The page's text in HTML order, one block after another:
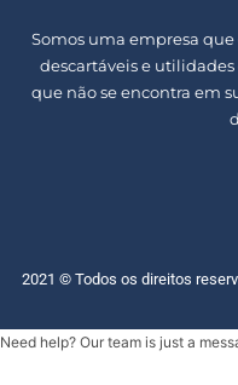
Somos uma empresa
descartáveis e
que não se encontra em
2021 © Todos os direitos
Need help? Our team is just a